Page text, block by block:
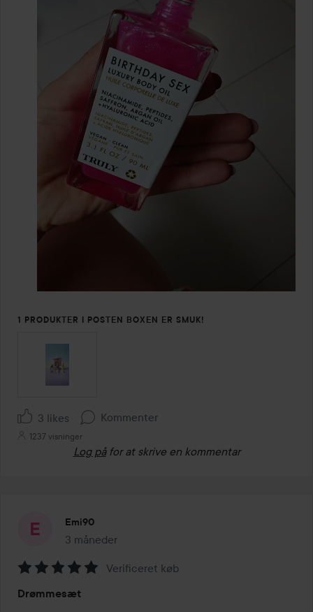
1 PRODUKTER I POSTEN BOXEN ER SMUK!
3 likes Kommenter
1237 visninger
Log på for at skrive en kommentar
Emi90
3 måneder
Posten blev oprettet 3 måneder
5
Verificeret køb
Drømmesæt